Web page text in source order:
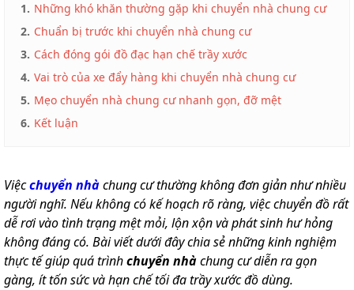
tức
Liên
1. Những khó khăn thường gặp khi chuyển nhà chung cư
2. Chuẩn bị trước khi chuyển nhà chung cư
3. Cách đóng gói đồ đạc hạn chế trầy xước
4. Vai trò của xe đẩy hàng khi chuyển nhà chung cư
5. Mẹo chuyển nhà chung cư nhanh gọn, đỡ mệt
6. Kết luận
Việcchuyển nhàchung cư thường không đơn giản như nhiều
người nghĩ. Nếu không có kế hoạch rõ ràng, việc chuyển đồ rất
dễ rơi vào tình trạng mệt mỏi, lộn xộn và phát sinh hư hỏng
không đáng có. Bài viết dưới đây chia sẻ những kinh nghiệm
thực tế giúp quá trìnhchuyển nhàchung cư diễn ra gọn
gàng, ít tốn sức và hạn chế tối đa trầy xước đồ dùng.